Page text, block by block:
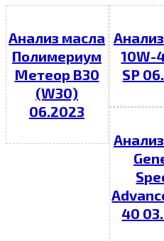
Анализ масла
Полимериум
Метеор В30
(W30)
06.2023
Анализ
10W-
SP
40